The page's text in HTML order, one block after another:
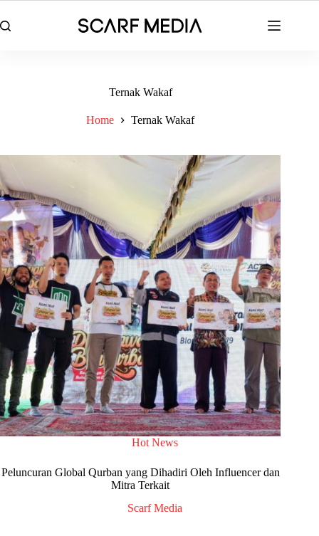
to
content
Ternak Wakaf
Home Ternak Wakaf
Hot News
Peluncuran Global Qurban yang Dihadiri Oleh Influencer dan
Mitra Terkait
Scarf Media